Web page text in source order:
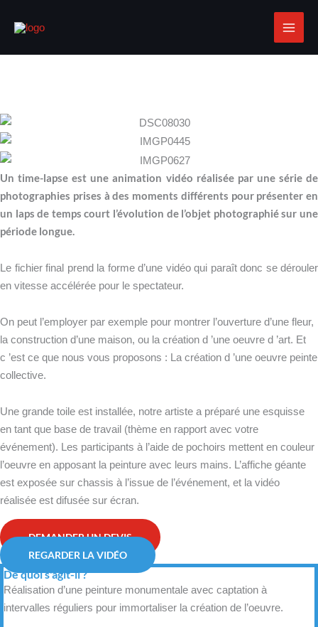
Un time-lapse est une animation vidéo réalisée par une série de
photographies prises à des moments différents pour présenter en
un laps de temps court l’évolution de l’objet photographié sur une
période longue.
Le fichier final prend la forme d’une vidéo qui paraît donc se dérouler
en vitesse accélérée pour le spectateur.
On peut l’employer par exemple pour montrer l’ouverture d’une fleur,
la construction d’une maison, ou la création d ’une oeuvre d ’art. Et
c ’est ce que nous vous proposons : La création d ’une oeuvre peinte
collective.
Une grande toile est installée, notre artiste a préparé une esquisse
en tant que base de travail (thème en rapport avec votre
événement). Les participants à l’aide de pochoirs mettent en couleur
l’oeuvre en apposant la peinture avec leurs mains. L’affiche géante
est exposée sur chassis à l’issue de l’événement, et la vidéo
réalisée est difusée sur écran.
DEMANDER UN DEVIS
REGARDER LA VIDÉO
De quoi s'agit-il ?
Réalisation d’une peinture monumentale avec captation à
intervalles réguliers pour immortaliser la création de l’oeuvre.